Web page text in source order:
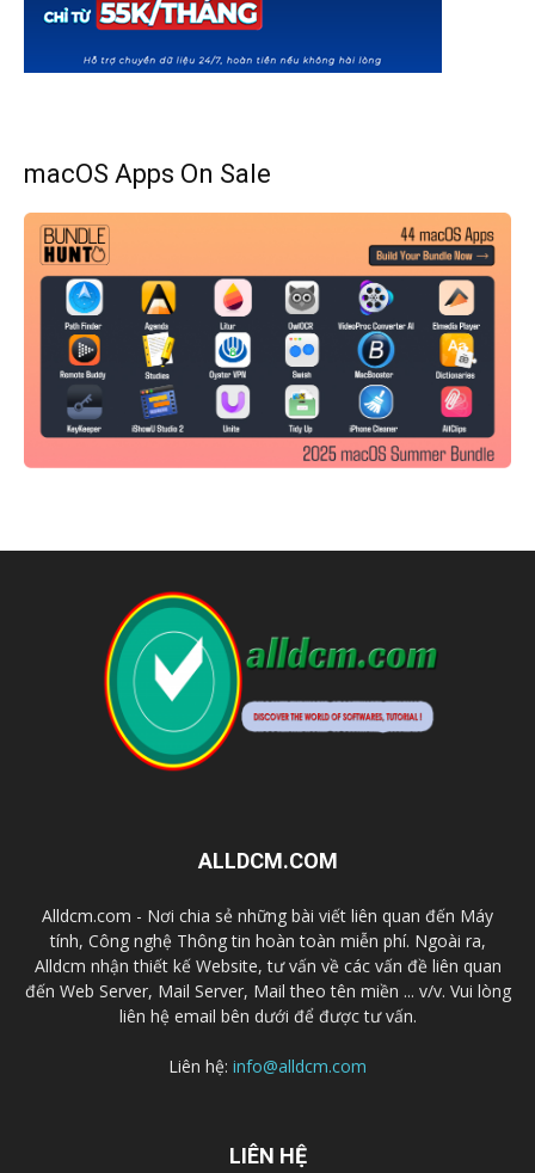
macOS Apps On Sale
ALLDCM.COM
Alldcm.com - Nơi chia sẻ những bài viết liên quan đến Máy
tính, Công nghệ Thông tin hoàn toàn miễn phí. Ngoài ra,
Alldcm nhận thiết kế Website, tư vấn về các vấn đề liên quan
đến Web Server, Mail Server, Mail theo tên miền ... v/v. Vui lòng
liên hệ email bên dưới để được tư vấn.
Liên hệ: info@alldcm.com
LIÊN HỆ